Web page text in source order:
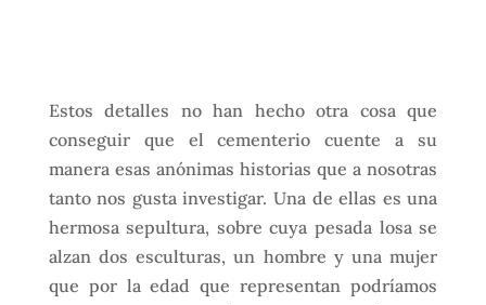
Estos detalles no han hecho otra cosa que
conseguir que el cementerio cuente a su
manera esas anónimas historias que a nosotras
tanto nos gusta investigar. Una de ellas es una
hermosa sepultura, sobre cuya pesada losa se
alzan dos esculturas, un hombre y una mujer
que por la edad que representan podríamos